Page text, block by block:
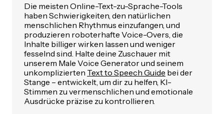
Die meisten Online-Text-zu-Sprache-Tools
haben Schwierigkeiten, den natürlichen
menschlichen Rhythmus einzufangen, und
produzieren roboterhafte Voice-Overs, die
Inhalte billiger wirken lassen und weniger
fesselnd sind. Halte deine Zuschauer mit
unserem Male Voice Generator und seinem
unkomplizierten Text to Speech Guide bei der
Stange – entwickelt, um dir zu helfen, KI-
Stimmen zu vermenschlichen und emotionale
Ausdrücke präzise zu kontrollieren.